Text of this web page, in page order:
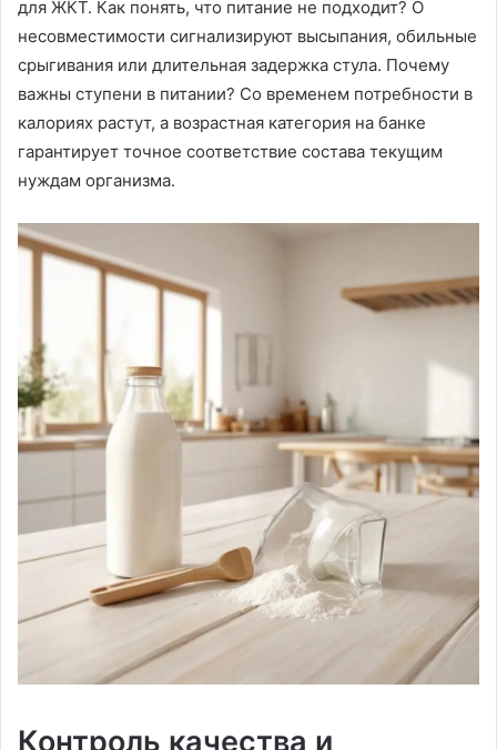
для ЖКТ. Как понять, что питание не подходит? О
несовместимости сигнализируют высыпания, обильные
срыгивания или длительная задержка стула. Почему
важны ступени в питании? Со временем потребности в
калориях растут, а возрастная категория на банке
гарантирует точное соответствие состава текущим
нуждам организма.
Контроль качества и